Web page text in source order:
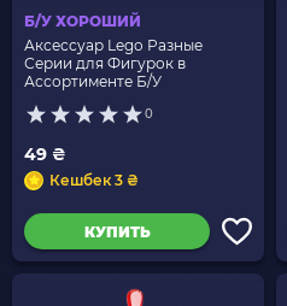
Б/У ХОРОШИЙ
Аксессуар Lego Разные
Серии для Фигурок в
Ассортименте Б/У
0
49 ₴
Кешбек 3 ₴
КУПИТЬ